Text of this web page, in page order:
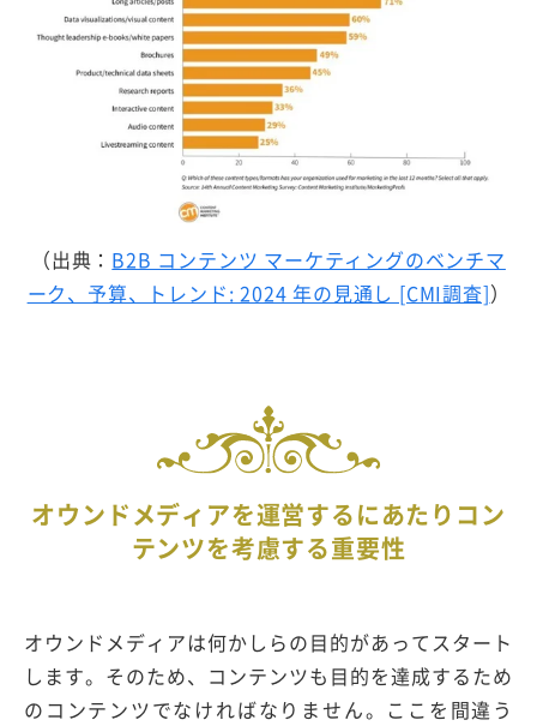
（出典： B2B コンテンツ マーケティングのベンチマ
ーク、予算、トレンド: 2024 年の見通し [CMI調査]）
オウンドメディアを運営するにあたりコン
テンツを考慮する重要性
オウンドメディアは何かしらの目的があってスタート
します。そのため、コンテンツも目的を達成するため
のコンテンツでなければなりません。ここを間違う